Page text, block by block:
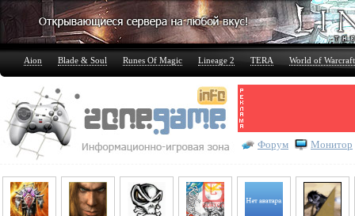
Aion Blade & Soul Runes Of Magic Lineage 2 TERA World of Warcraft
Форум Монитор